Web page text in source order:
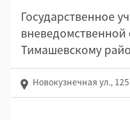
Государственное
Тимашевскому
Новокузнечная ул.,